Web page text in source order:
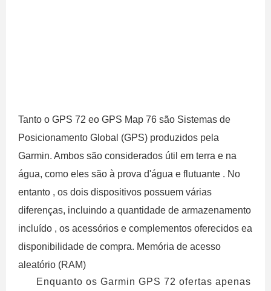
Tanto o GPS 72 eo GPS Map 76 são Sistemas de
Posicionamento Global (GPS) produzidos pela
Garmin. Ambos são considerados útil em terra e na
água, como eles são à prova d'água e flutuante . No
entanto , os dois dispositivos possuem várias
diferenças, incluindo a quantidade de armazenamento
incluído , os acessórios e complementos oferecidos ea
disponibilidade de compra. Memória de acesso
aleatório (RAM)
Enquanto os Garmin GPS 72 ofertas apenas